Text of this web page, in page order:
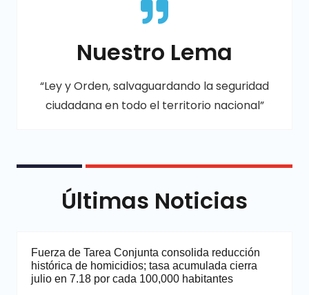
Nuestro Lema
“Ley y Orden, salvaguardando la seguridad
ciudadana en todo el territorio nacional”
Últimas Noticias
Fuerza de Tarea Conjunta consolida reducción
histórica de homicidios; tasa acumulada cierra
julio en 7.18 por cada 100,000 habitantes